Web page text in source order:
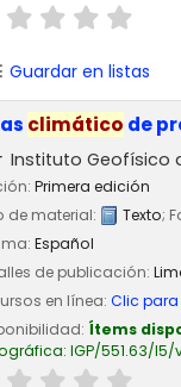
Guardar en listas
climático de
Instituto Geofísico
Primera edición
de material:
Texto;
Español
de publicación:
en línea: Clic
Ítems
IGP/551.63/I5/